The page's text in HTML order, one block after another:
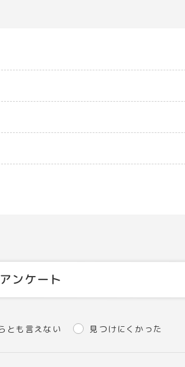
ンケート
とも言えない 見つけにくかった